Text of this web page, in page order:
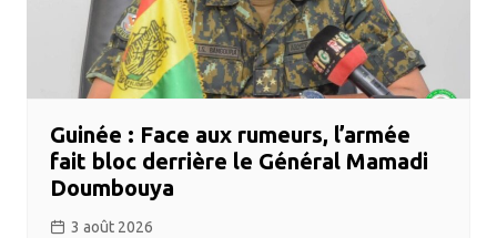
Guinée : Face aux rumeurs, l’armée
fait bloc derrière le Général Mamadi
Doumbouya
3 août 2026